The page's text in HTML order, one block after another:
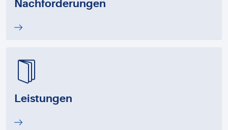
Nachforderungen
Leistungen